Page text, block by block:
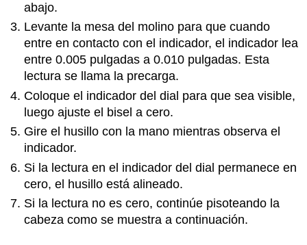
abajo.
Levante la mesa del molino para que cuando
entre en contacto con el indicador, el indicador lea
entre 0.005 pulgadas a 0.010 pulgadas. Esta
lectura se llama la precarga.
Coloque el indicador del dial para que sea visible,
luego ajuste el bisel a cero.
Gire el husillo con la mano mientras observa el
indicador.
Si la lectura en el indicador del dial permanece en
cero, el husillo está alineado.
Si la lectura no es cero, continúe pisoteando la
cabeza como se muestra a continuación.